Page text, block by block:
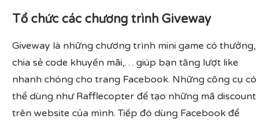
Tổ chức các chương trình Giveway
Giveway là những chương trình mini game có thưởng,
chia sẻ code khuyến mãi,… giúp bạn tăng lượt like
nhanh chóng cho trang Facebook. Những công cụ có
thể dùng như Rafflecopter để tạo những mã discount
trên website của mình. Tiếp đó dùng Facebook để